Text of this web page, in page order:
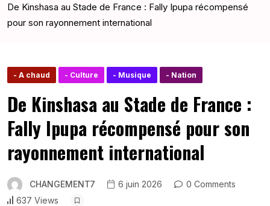
De Kinshasa au Stade de France : Fally Ipupa récompensé
pour son rayonnement international
- A chaud - Culture - Musique - Nation
De Kinshasa au Stade de France :
Fally Ipupa récompensé pour son
rayonnement international
CHANGEMENT7 6 juin 2026
0 Comments
637 Views